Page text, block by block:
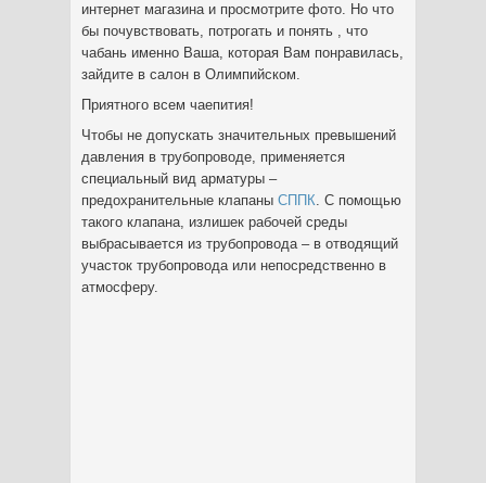
интернет магазина и просмотрите фото. Но что
бы почувствовать, потрогать и понять , что
чабань именно Ваша, которая Вам понравилась,
зайдите в салон в Олимпийском.
Приятного всем чаепития!
Чтобы не допускать значительных превышений
давления в трубопроводе, применяется
специальный вид арматуры –
предохранительные клапаны СППК. С помощью
такого клапана, излишек рабочей среды
выбрасывается из трубопровода – в отводящий
участок трубопровода или непосредственно в
атмосферу.